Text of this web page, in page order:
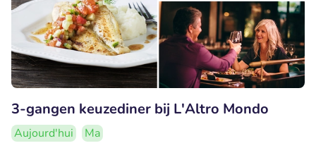
3-gangen keuzediner bij L'Altro Mondo
Aujourd'hui Ma